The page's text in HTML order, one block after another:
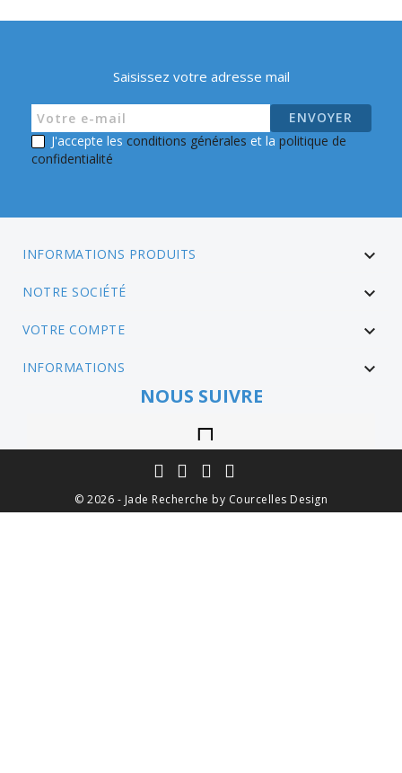
Saisissez votre adresse mail
J'accepte les conditions générales et la politique de
confidentialité
INFORMATIONS PRODUITS 
NOTRE SOCIÉTÉ 
VOTRE COMPTE 
INFORMATIONS 
NOUS SUIVRE
Instagram
© 2026 - Jade Recherche by Courcelles Design